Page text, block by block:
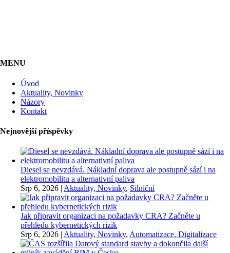
MENU
Úvod
Aktuality, Novinky
Názory
Kontakt
Nejnovější příspěvky
Diesel se nevzdává. Nákladní doprava ale postupně sází i na
elektromobilitu a alternativní paliva
Srp 6, 2026 | Aktuality, Novinky, Silniční
Jak připravit organizaci na požadavky CRA? Začněte u
přehledu kybernetických rizik
Srp 6, 2026 | Aktuality, Novinky, Automatizace, Digitalizace